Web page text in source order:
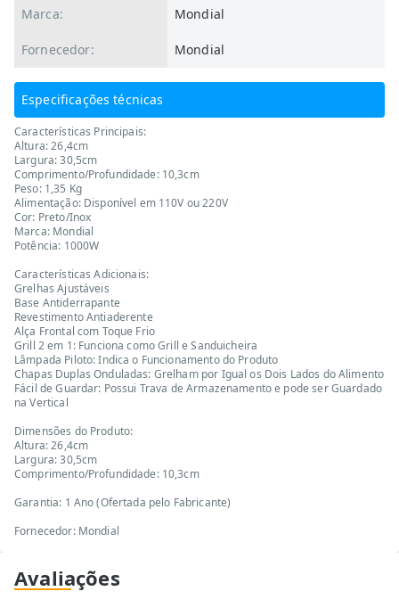
Marca: Mondial
Fornecedor: Mondial
Especificações técnicas
Características Principais:
Altura: 26,4cm
Largura: 30,5cm
Comprimento/Profundidade: 10,3cm
Peso: 1,35 Kg
Alimentação: Disponível em 110V ou 220V
Cor: Preto/Inox
Marca: Mondial
Potência: 1000W
Características Adicionais:
Grelhas Ajustáveis
Base Antiderrapante
Revestimento Antiaderente
Alça Frontal com Toque Frio
Grill 2 em 1: Funciona como Grill e Sanduicheira
Lâmpada Piloto: Indica o Funcionamento do Produto
Chapas Duplas Onduladas: Grelham por Igual os Dois Lados do Alimento
Fácil de Guardar: Possui Trava de Armazenamento e pode ser Guardado
na Vertical
Dimensões do Produto:
Altura: 26,4cm
Largura: 30,5cm
Comprimento/Profundidade: 10,3cm
Garantia: 1 Ano (Ofertada pelo Fabricante)
Fornecedor: Mondial
Avaliações